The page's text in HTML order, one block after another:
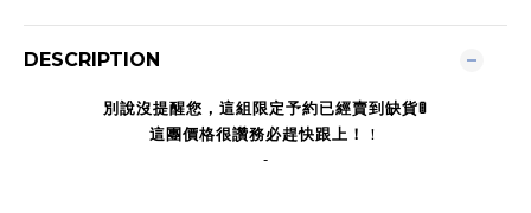
DESCRIPTION
別說沒提醒您，這組限定予約已經賣到缺貨🚦
這團價格很讚務必趕快跟上！
！
-